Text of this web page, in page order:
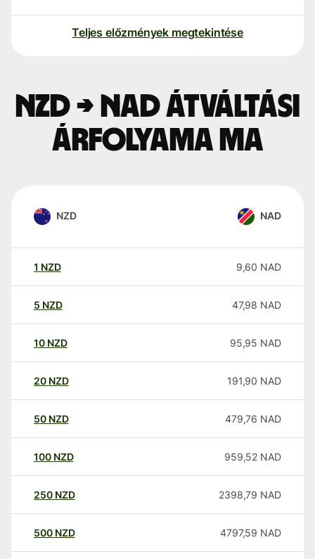
Teljes előzmények megtekintése
NZD → NAD átváltási
árfolyama ma
NZD NAD
1 NZD 9,60 NAD
5 NZD 47,98 NAD
10 NZD 95,95 NAD
20 NZD 191,90 NAD
50 NZD 479,76 NAD
100 NZD 959,52 NAD
250 NZD 2398,79 NAD
500 NZD 4797,59 NAD